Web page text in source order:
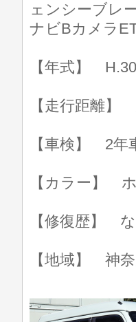
ェンシーブレ
ナビBカメラ
【年式】
【走行距離】
【車検】 2年
【カラー】
【修復歴】
【地域】 神